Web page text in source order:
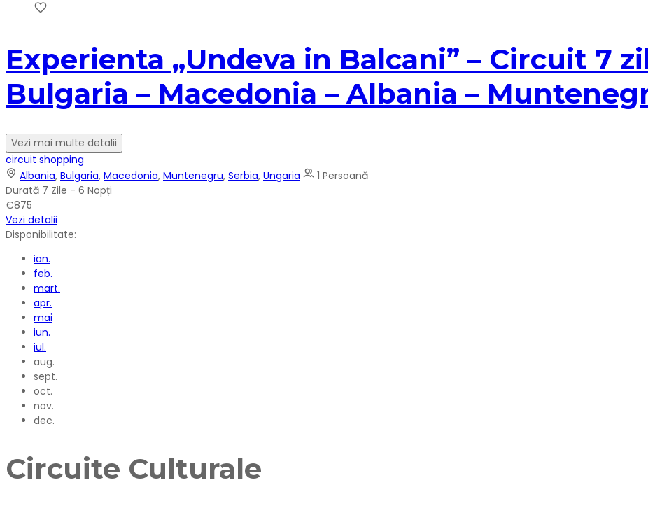
Experienta „Undeva in Balcani” – Circuit 7
Bulgaria – Macedonia – Albania –
Vezi mai multe detalii
circuit shopping
Albania, Bulgaria, Macedonia, Muntenegru, Serbia, Ungaria
1 Persoană
Durată 7 Zile - 6 Nopți
€875
Vezi detalii
Disponibilitate:
ian.
feb.
mart.
apr.
mai
iun.
iul.
aug.
sept.
oct.
nov.
dec.
Circuite Culturale